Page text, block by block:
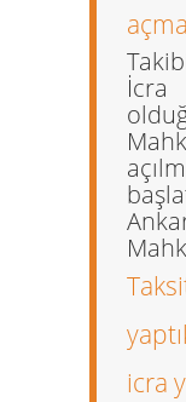
icra